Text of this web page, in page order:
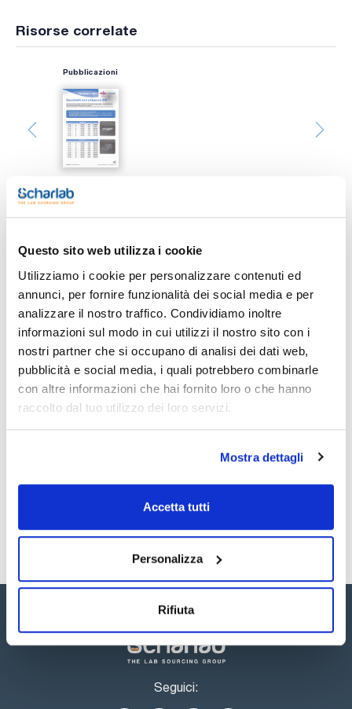
Questo sito web utilizza i cookie
Utilizziamo i cookie per personalizzare contenuti ed
annunci, per fornire funzionalità dei social media e per
analizzare il nostro traffico. Condividiamo inoltre
informazioni sul modo in cui utilizzi il nostro sito con i
nostri partner che si occupano di analisi dei dati web,
pubblicità e social media, i quali potrebbero combinarle
con altre informazioni che hai fornito loro o che hanno
raccolto dal tuo utilizzo dei loro servizi.
Mostra dettagli
Accetta tutti
Personalizza
Rifiuta
Risorse correlate
Pubblicazioni
Stampa pagina prodotto
Caratteristiche
Dimensioni (mm) : 80 x 120
Striscia bianca : Sì
Spessore (mm) : 0,05 (G200)
Materiale : LDPE
Uso alimentare : Sì. Prove di migrazione secondo la norma
EN1186 e i regolamenti (UE) 10/2011 e 1245/2020
Senza BPA e SVHC : Sì
Temperatura massima : 100 ºC per 15 min
Conf. (unità) : 1000
Sacchetti per la raccolta e la conservazione di campioni,
prodotti o accessori.
una chiusura ZIP ermetica: il binario maschio si inserisce in
chiusura sicura. I sacchetti possono essere aperti e chiusi
Sono disponibili in diverse dimensioni, lisci o con una striscia
Concern).
alimenti, in conformità con i regolamenti EN1186, 10/2011 e
temperatura ambiente o inferiore.
riscaldamento fino a 100 °C per un massimo di 15 minuti.
Vedi di più
Documentazione tecnica
Registrati per i download
Registrati per i download
Seguici: